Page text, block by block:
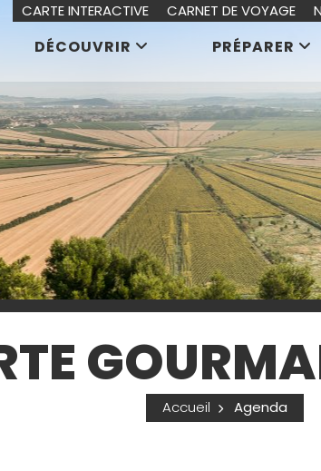
Accueil Agenda
DÉCOUVRIR PRÉPARER
CARTE INTERACTIVE CARNET DE VOYAGE